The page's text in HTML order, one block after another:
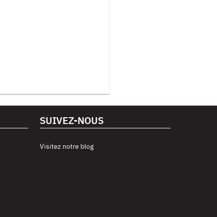
SUIVEZ-NOUS
Visitez notre blog